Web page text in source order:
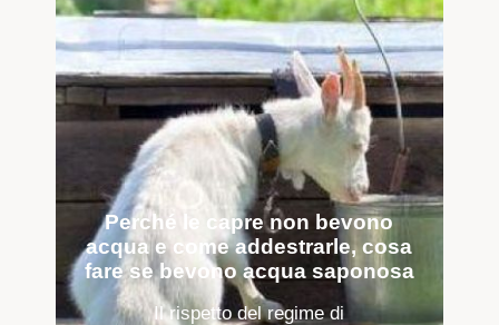
Perché le capre non bevono
acqua e come addestrarle, cosa
fare se bevono acqua saponosa
Il rispetto del regime di